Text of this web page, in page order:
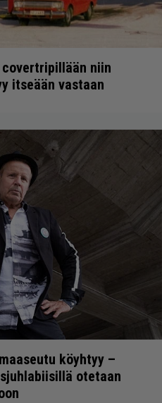
niin
itseään vastaan
köyhtyy –
otetaan